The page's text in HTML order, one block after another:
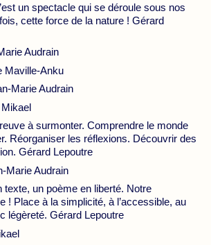
un spectacle qui se déroule sous nos
cette force de la nature ! Gérard
Audrain
Maville-Anku
Marie Audrain
à surmonter. Comprendre le monde
Réorganiser les réflexions. Découvrir des
Gérard Lepoutre
Marie Audrain
texte, un poème en liberté. Notre
! Place à la simplicité, à l’accessible, au
légèreté. Gérard Lepoutre